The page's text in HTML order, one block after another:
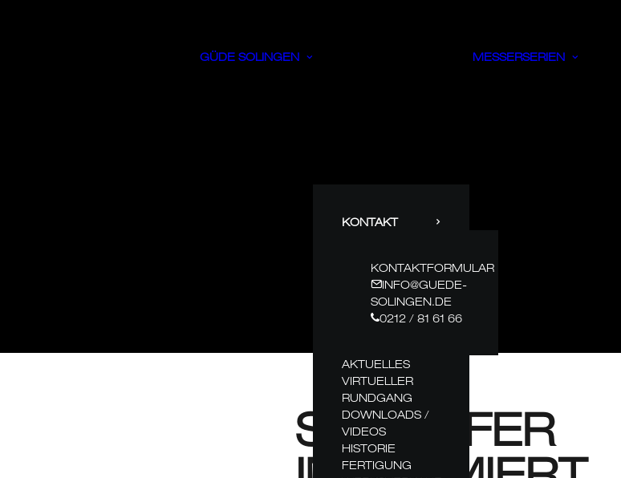
GÜDE SOLINGEN
KONTAKT
KONTAKTFORMULAR
INFO@GUEDE-
SOLINGEN.DE
0212 / 81 61 66
AKTUELLES
VIRTUELLER
RUNDGANG
DOWNLOADS /
VIDEOS
HISTORIE
FERTIGUNG
MESSERSERIEN
SCHÄRFER